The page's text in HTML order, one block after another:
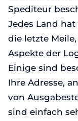
Spediteur
Jedes Land
die letzte
Aspekte der
Einige sind
Ihre Adresse,
von
sind einfach